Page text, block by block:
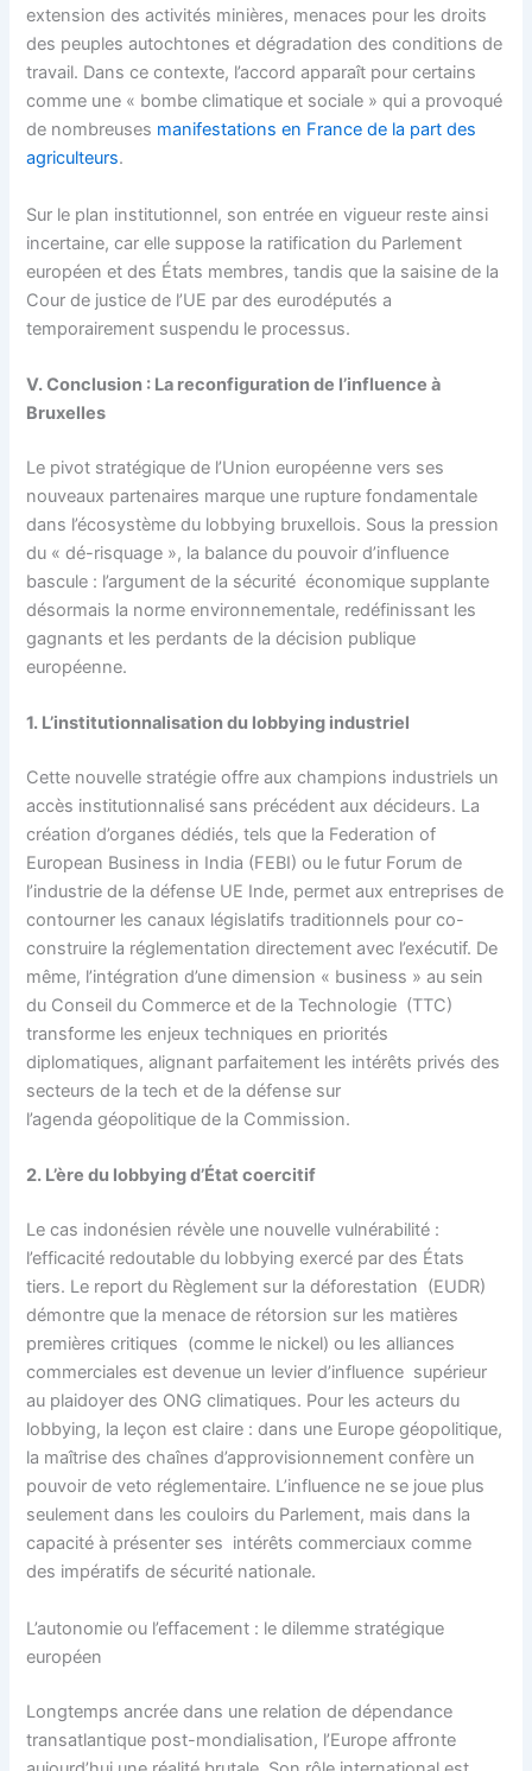
extension des activités minières, menaces pour les droits
des peuples autochtones et dégradation des conditions de
travail. Dans ce contexte, l’accord apparaît pour certains
comme une « bombe climatique et sociale » qui a provoqué
de nombreuses manifestations en France de la part des
agriculteurs.
Sur le plan institutionnel, son entrée en vigueur reste ainsi
incertaine, car elle suppose la ratification du Parlement
européen et des États membres, tandis que la saisine de la
Cour de justice de l’UE par des eurodéputés a
temporairement suspendu le processus.
V. Conclusion : La reconfiguration de l’influence à
Bruxelles
Le pivot stratégique de l’Union européenne vers ses
nouveaux partenaires marque une rupture fondamentale
dans l’écosystème du lobbying bruxellois. Sous la pression
du « dé-risquage », la balance du pouvoir d’influence
bascule : l’argument de la sécurité économique supplante
désormais la norme environnementale, redéfinissant les
gagnants et les perdants de la décision publique
européenne.
1. L’institutionnalisation du lobbying industriel
Cette nouvelle stratégie offre aux champions industriels un
accès institutionnalisé sans précédent aux décideurs. La
création d’organes dédiés, tels que la Federation of
European Business in India (FEBI) ou le futur Forum de
l’industrie de la défense UE Inde, permet aux entreprises de
contourner les canaux législatifs traditionnels pour co-
construire la réglementation directement avec l’exécutif. De
même, l’intégration d’une dimension « business » au sein
du Conseil du Commerce et de la Technologie (TTC)
transforme les enjeux techniques en priorités
diplomatiques, alignant parfaitement les intérêts privés des
secteurs de la tech et de la défense sur
l’agenda géopolitique de la Commission.
2. L’ère du lobbying d’État coercitif
Le cas indonésien révèle une nouvelle vulnérabilité :
l’efficacité redoutable du lobbying exercé par des États
tiers. Le report du Règlement sur la déforestation (EUDR)
démontre que la menace de rétorsion sur les matières
premières critiques (comme le nickel) ou les alliances
commerciales est devenue un levier d’influence supérieur
au plaidoyer des ONG climatiques. Pour les acteurs du
lobbying, la leçon est claire : dans une Europe géopolitique,
la maîtrise des chaînes d’approvisionnement confère un
pouvoir de veto réglementaire. L’influence ne se joue plus
seulement dans les couloirs du Parlement, mais dans la
capacité à présenter ses intérêts commerciaux comme
des impératifs de sécurité nationale.
L’autonomie ou l’effacement : le dilemme stratégique
européen
Longtemps ancrée dans une relation de dépendance
transatlantique post-mondialisation, l’Europe affronte